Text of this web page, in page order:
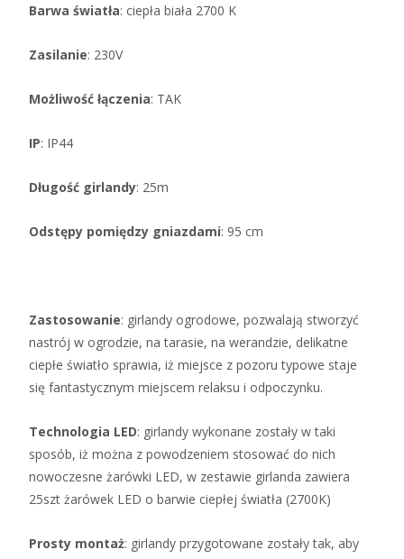
Barwa światła: ciepła biała 2700 K
Zasilanie: 230V
Możliwość łączenia: TAK
IP: IP44
Długość girlandy: 25m
Odstępy pomiędzy gniazdami: 95 cm
Zastosowanie: girlandy ogrodowe, pozwalają stworzyć
nastrój w ogrodzie, na tarasie, na werandzie, delikatne
ciepłe światło sprawia, iż miejsce z pozoru typowe staje
się fantastycznym miejscem relaksu i odpoczynku.
Technologia LED: girlandy wykonane zostały w taki
sposób, iż można z powodzeniem stosować do nich
nowoczesne żarówki LED, w zestawie girlanda zawiera
25szt żarówek LED o barwie ciepłej światła (2700K)
Prosty montaż: girlandy przygotowane zostały tak, aby